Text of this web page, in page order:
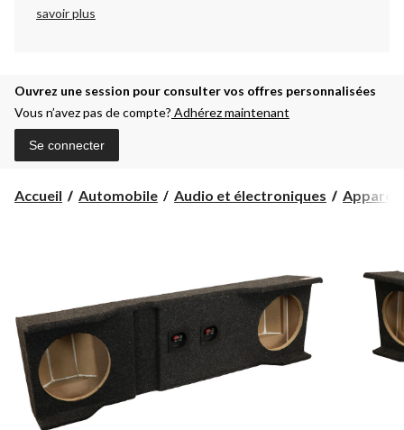
savoir plus
Ouvrez une session pour consulter vos offres personnalisées
Vous n’avez pas de compte? Adhérez maintenant
Se connecter
Accueil Automobile Audio et électroniques